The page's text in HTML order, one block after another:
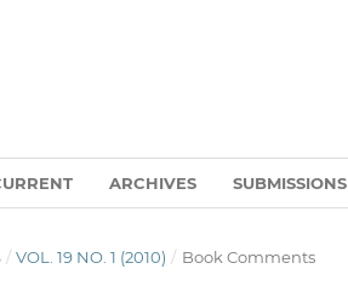
ARCHIVES SUBMISSIONS
/ VOL. 19 NO. 1 (2010) / Book Comments